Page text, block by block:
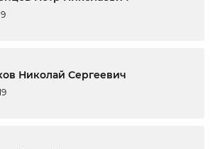
Николай Сергеевич